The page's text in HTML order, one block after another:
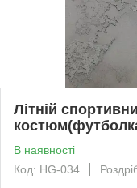
Літній
В наявності
Код: HG-034